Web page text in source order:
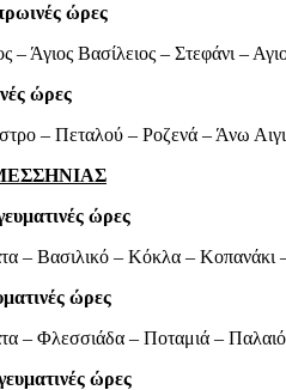
ώρες
– Άγιος Βασίλειος – Στεφάνι –
ώρες
– Πεταλού – Ροζενά – Άνω
ΜΕΣΣΗΝΙΑΣ
ώρες
– Βασιλικό – Κόκλα – Κοπανάκι
ώρες
– Φλεσσιάδα – Ποταμιά –
ώρες